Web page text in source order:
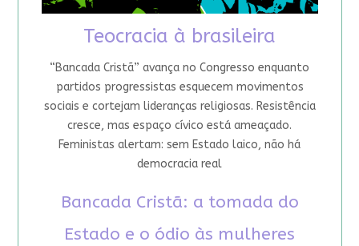
Teocracia à brasileira
“Bancada Cristã” avança no Congresso enquanto
partidos progressistas esquecem movimentos
sociais e cortejam lideranças religiosas. Resistência
cresce, mas espaço cívico está ameaçado.
Feministas alertam: sem Estado laico, não há
democracia real
Bancada Cristã: a tomada do
Estado e o ódio às mulheres